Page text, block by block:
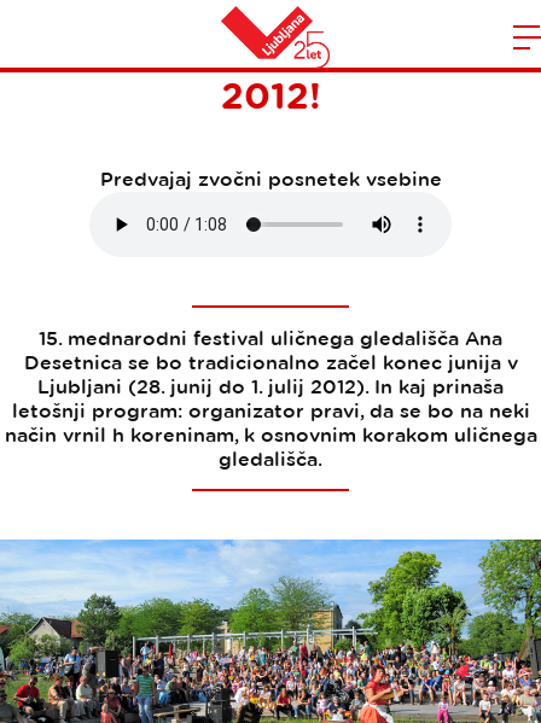
Domov
PRIHAJA ANA DESETNICA
2012!
Predvajaj zvočni posnetek vsebine
15. mednarodni festival uličnega gledališča Ana
Desetnica se bo tradicionalno začel konec junija v
Ljubljani (28. junij do 1. julij 2012). In kaj prinaša
letošnji program: organizator pravi, da se bo na neki
način vrnil h koreninam, k osnovnim korakom uličnega
gledališča.